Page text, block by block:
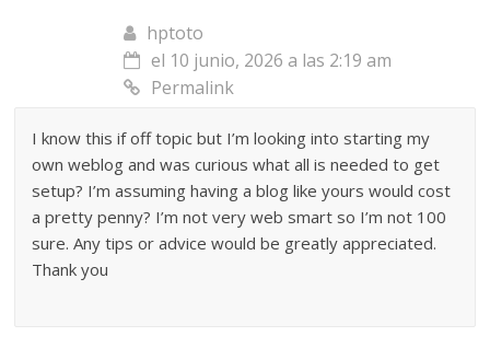
hptoto
el 10 junio, 2026 a las 2:19 am
Permalink
I know this if off topic but I’m looking into starting my
own weblog and was curious what all is needed to get
setup? I’m assuming having a blog like yours would cost
a pretty penny? I’m not very web smart so I’m not 100
sure. Any tips or advice would be greatly appreciated.
Thank you